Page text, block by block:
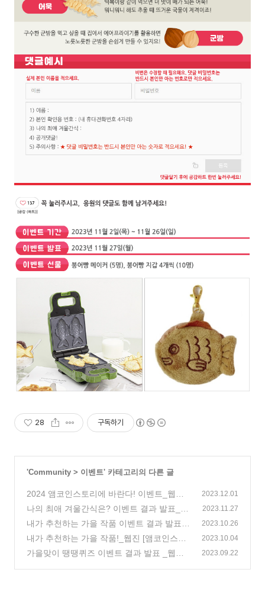
28 구독하기
'Community > 이벤트' 카테고리의 다른 글
2024 앰코인스토리에 바란다! 이벤트_웹진
[앰코인스토리]
(44)
2023.12.01
나의 최애 겨울간식은? 이벤트 결과 발표_웹
진 [앰코인스토리]
(0)
2023.11.27
내가 추천하는 가을 작품 이벤트 결과 발표_
웹진 [앰코인스토리]
(2)
2023.10.26
내가 추천하는 가을 작품!_웹진 [앰코인스토
리]
(119)
2023.10.04
가을맞이 땡땡퀴즈 이벤트 결과 발표 _웹진
2023.09.22